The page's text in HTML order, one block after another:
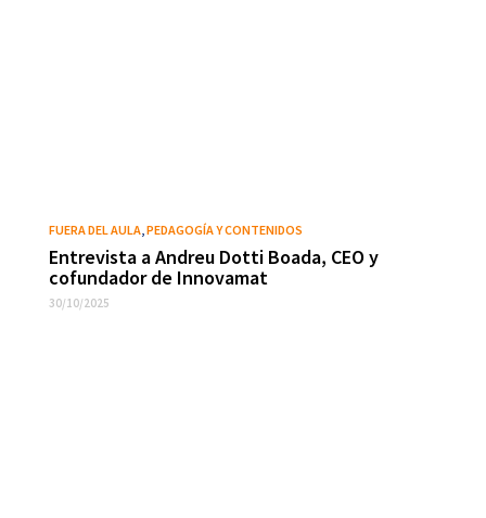
FUERA DEL AULA,PEDAGOGÍA Y CONTENIDOS
Entrevista a Andreu Dotti Boada, CEO y
cofundador de Innovamat
30/10/2025